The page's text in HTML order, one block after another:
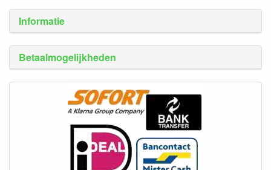
Informatie
Betaalmogelijkheden